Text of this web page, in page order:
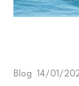
Blog 14/01/